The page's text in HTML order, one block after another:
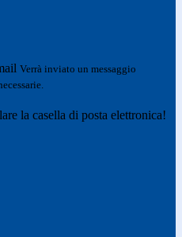
Verrà inviato un messaggio
la casella di posta elettronica!